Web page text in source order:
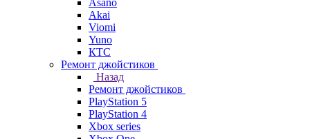
Asano
Akai
Viomi
Yuno
КТС
Ремонт джойстиков
Назад
Ремонт джойстиков
PlayStation 5
PlayStation 4
Xbox series